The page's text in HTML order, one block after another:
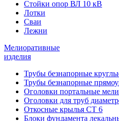
Стойки опор ВЛ 10 кВ
Лотки
Сваи
Лежни
Мелиоративные
изделия
Трубы безнапорные
Трубы безнапорные
Оголовки портальные
Оголовки для труб
Откосные крылья СТ 6
Блоки фундамента